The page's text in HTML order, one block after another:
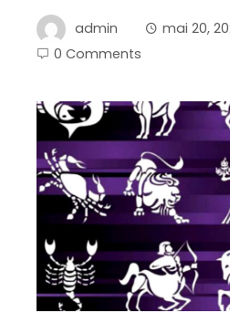
admin
mai 20,
0 Comments